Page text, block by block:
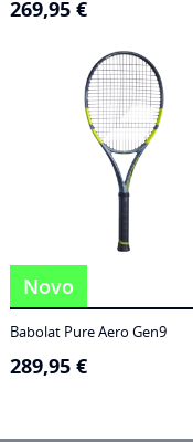
269,95 €
Novo
Babolat Pure Aero Gen9
289,95 €